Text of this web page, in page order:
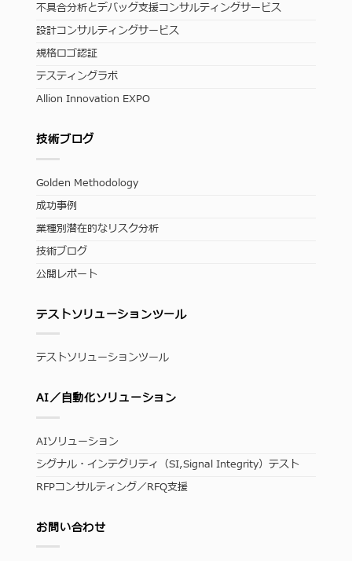
不具合分析とデバッグ支援コンサルティングサービス
設計コンサルティングサービス
規格ロゴ認証
テスティングラボ
Allion Innovation EXPO
技術ブログ
Golden Methodology
成功事例
業種別潜在的なリスク分析
技術ブログ
公開レポート
テストソリューションツール
テストソリューションツール
AI／自動化ソリューション
AIソリューション
シグナル・インテグリティ（SI,Signal Integrity）テスト
RFPコンサルティング／RFQ支援
お問い合わせ